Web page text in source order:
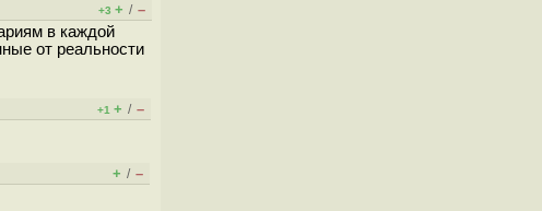
+3 + / –
в каждой
от реальности
+1 + / –
+ / –